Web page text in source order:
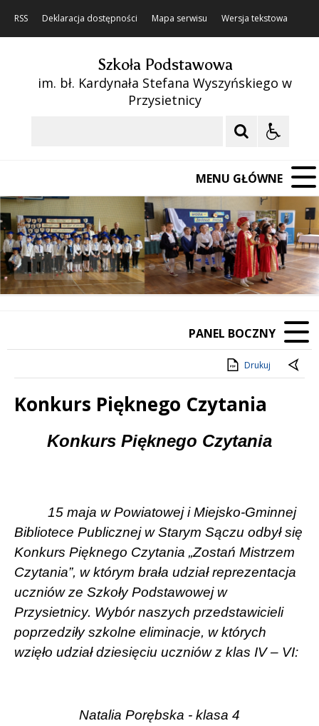
RSS Deklaracja dostępności Mapa serwisu Wersja tekstowa
Szkoła Podstawowa
im. bł. Kardynała Stefana Wyszyńskiego w
Przysietnicy
MENU GŁÓWNE
Poprzedni Element
Następny Element
❚❚
PANEL BOCZNY
Drukuj
Konkurs Pięknego Czytania
TreśćKonkurs Pięknego Czytania
15 maja w Powiatowej i Miejsko-Gminnej
Bibliotece Publicznej w Starym Sączu odbył się
Konkurs Pięknego Czytania „Zostań Mistrzem
Czytania”, w którym brała udział reprezentacja
uczniów ze Szkoły Podstawowej w
Przysietnicy. Wybór naszych przedstawicieli
poprzedziły szkolne eliminacje, w których
wzięło udział dziesięciu uczniów z klas IV – VI:
Natalia Porębska - klasa 4